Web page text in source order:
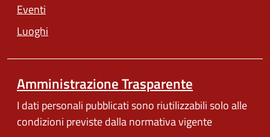
Eventi
Luoghi
Amministrazione Trasparente
I dati personali pubblicati sono riutilizzabili solo alle
condizioni previste dalla normativa vigente